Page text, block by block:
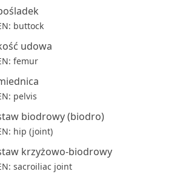
buttock
udowa
femur
pelvis
biodrowy (biodro)
hip (joint)
krzyżowo-biodrowy
sacroiliac joint